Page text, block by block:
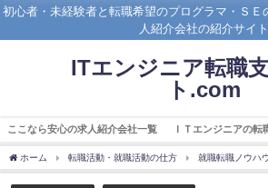
初心者・未経験者と転職希望のプログラマ・ＳＥ
人紹介会社の紹介サイト
ITエンジニア転職
ト.com
ここなら安心の求人紹介会社一覧 ＩＴエンジニアの転
ホーム 転職活動・就職活動の仕方 就職転職ノウハ